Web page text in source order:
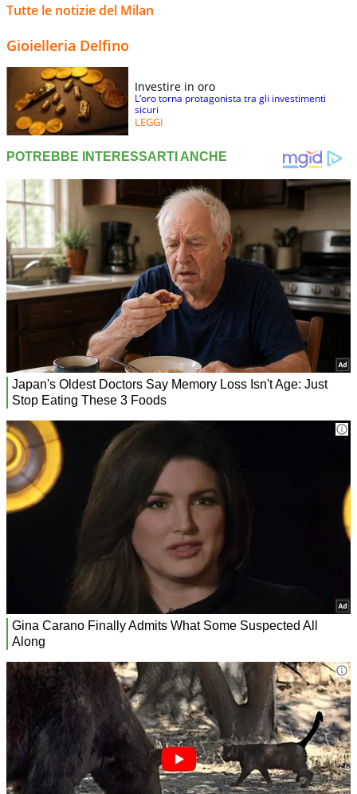
Tutte le notizie del Milan
Gioielleria Delfino
Investire in oro
L’oro torna protagonista tra gli investimenti
sicuri
LEGGI